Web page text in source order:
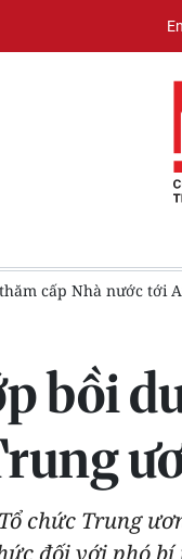
tới Australia và
bồi
chức Trung
đối với phó